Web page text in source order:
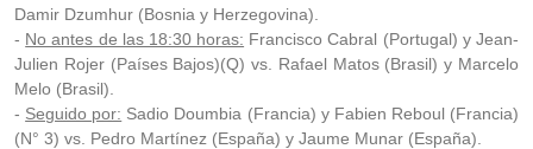
Damir Dzumhur (Bosnia y Herzegovina).
- No antes de las 18:30 horas: Francisco Cabral (Portugal) y Jean-
Julien Rojer (Países Bajos)(Q) vs. Rafael Matos (Brasil) y Marcelo
Melo (Brasil).
- Seguido por: Sadio Doumbia (Francia) y Fabien Reboul (Francia)
(N° 3) vs. Pedro Martínez (España) y Jaume Munar (España).